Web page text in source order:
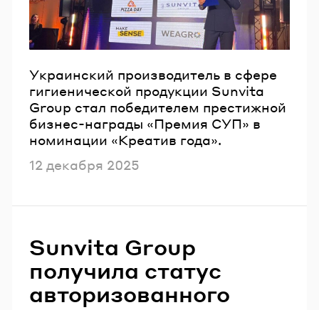
Украинский производитель в сфере
гигиенической продукции Sunvita
Group стал победителем престижной
бизнес-награды «Премия СУП» в
номинации «Креатив года».
Опубликовано
12 декабря 2025
Sunvita Group
получила статус
авторизованного
Забыли пароль?
ВОЙТИ